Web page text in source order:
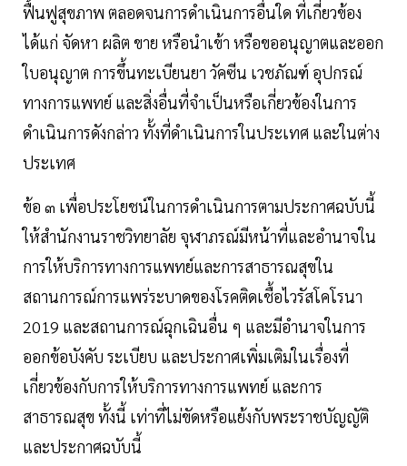
ฟื้นฟูสุขภาพ ตลอดจนการดําเนินการอื่นใด ที่เกี่ยวข้อง
ได้แก่ จัดหา ผลิต ขาย หรือนําเข้า หรือขออนุญาตและออก
ใบอนุญาต การขึ้นทะเบียนยา วัคซีน เวชภัณฑ์ อุปกรณ์
ทางการแพทย์ และสิ่งอื่นที่จําเป็นหรือเกี่ยวข้องในการ
ดำเนินการดังกล่าว ทั้งที่ดําเนินการในประเทศ และในต่าง
ประเทศ
ข้อ ๓ เพื่อประโยชน์ในการดำเนินการตามประกาศฉบับนี้
ให้สํานักงานราชวิทยาลัย จุฬาภรณ์มีหน้าที่และอํานาจใน
การให้บริการทางการแพทย์และการสาธารณสุขใน
สถานการณ์การแพร่ระบาดของโรคติดเชื้อไวรัสโคโรนา
2019 และสถานการณ์ฉุกเฉินอื่น ๆ และมีอํานาจในการ
ออกข้อบังคับ ระเบียบ และประกาศเพิ่มเติมในเรื่องที่
เกี่ยวข้องกับการให้บริการทางการแพทย์ และการ
สาธารณสุข ทั้งนี้ เท่าที่ไม่ขัดหรือแย้งกับพระราชบัญญัติ
และประกาศฉบับนี้